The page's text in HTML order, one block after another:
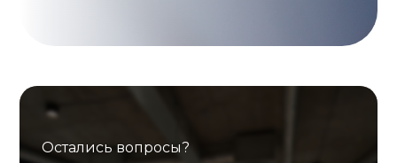
Остались вопросы?